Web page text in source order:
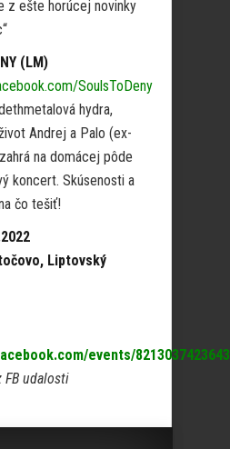
z ešte horúcej novinky
(LM)
SoulsToDeny
hydra,
Andrej a Palo (ex-
na domácej pôde
koncert. Skúsenosti a
čo tešiť!
Liptovský
events/
FB udalosti